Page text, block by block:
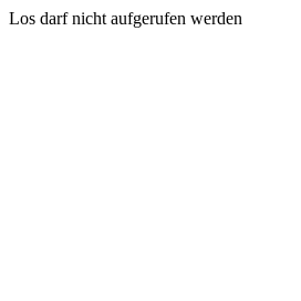
Los darf nicht aufgerufen werden